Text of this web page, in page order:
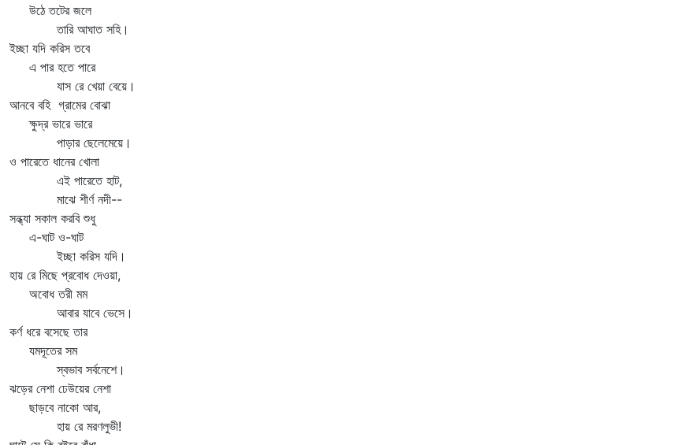
উঠে তটের জলে
তারি আঘাত সহি।
ইচ্ছা যদি করিস তবে
এ পার হতে পারে
যাস রে খেয়া বেয়ে।
আনবে বহি গ্রামের বোঝা
ক্ষুদ্র ভারে ভারে
পাড়ার ছেলেমেয়ে।
ও পারেতে ধানের খোলা
এই পারেতে হাট,
মাঝে শীর্ণ নদী--
সন্ধ্যা সকাল করবি শুধু
এ-ঘাট ও-ঘাট
ইচ্ছা করিস যদি।
হায় রে মিছে প্রবোধ দেওয়া,
অবোধ তরী মম
আবার যাবে ভেসে।
কর্ণ ধরে বসেছে তার
যমদূতের সম
স্বভাব সর্বনেশে।
ঝড়ের নেশা ঢেউয়ের নেশা
ছাড়বে নাকো আর,
হায় রে মরণলুভী!